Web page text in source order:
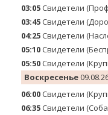
03:05Свидетели
03:45Свидетели
04:25Свидетели
05:10Свидетели
05:50Свидетели
Воскресенье
06:00Свидетели
06:35Свидетели